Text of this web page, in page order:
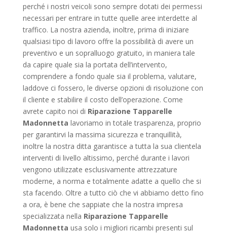
perché i nostri veicoli sono sempre dotati dei permessi
necessari per entrare in tutte quelle aree interdette al
traffico. La nostra azienda, inoltre, prima di iniziare
qualsiasi tipo di lavoro offre la possibilità di avere un
preventivo e un sopralluogo gratuito, in maniera tale
da capire quale sia la portata dell’intervento,
comprendere a fondo quale sia il problema, valutare,
laddove ci fossero, le diverse opzioni di risoluzione con
il cliente e stabilire il costo dell’operazione. Come
avrete capito noi di Riparazione Tapparelle
Madonnetta lavoriamo in totale trasparenza, proprio
per garantirvi la massima sicurezza e tranquillità,
inoltre la nostra ditta garantisce a tutta la sua clientela
interventi di livello altissimo, perché durante i lavori
vengono utilizzate esclusivamente attrezzature
moderne, a norma e totalmente adatte a quello che si
sta facendo. Oltre a tutto ciò che vi abbiamo detto fino
a ora, è bene che sappiate che la nostra impresa
specializzata nella Riparazione Tapparelle
Madonnetta usa solo i migliori ricambi presenti sul